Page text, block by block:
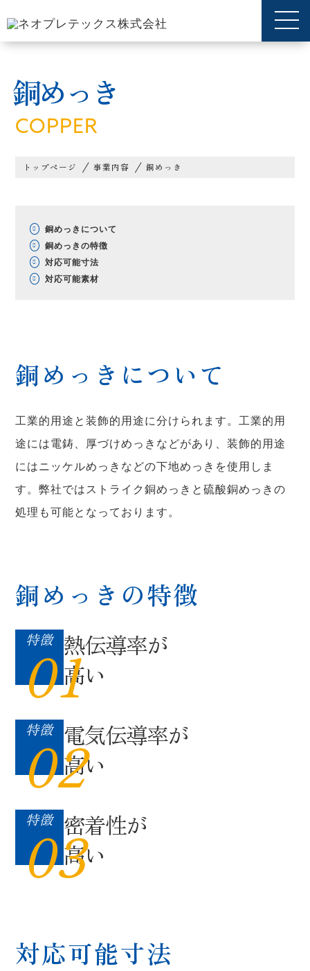
銅めっき
COPPER
トップページ 事業内容 銅めっき
銅めっきについて
銅めっきの特徴
対応可能寸法
対応可能素材
銅めっきについて
工業的用途と装飾的用途に分けられます。工業的用
途には電鋳、厚づけめっきなどがあり、装飾的用途
にはニッケルめっきなどの下地めっきを使用しま
す。弊社ではストライク銅めっきと硫酸銅めっきの
処理も可能となっております。
銅めっきの特徴
特徴
01熱伝導率が
高い
特徴
02電気伝導率が
高い
特徴
03密着性が
高い
対応可能寸法